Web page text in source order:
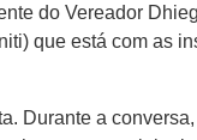
do Vereador
que está com as
Durante a